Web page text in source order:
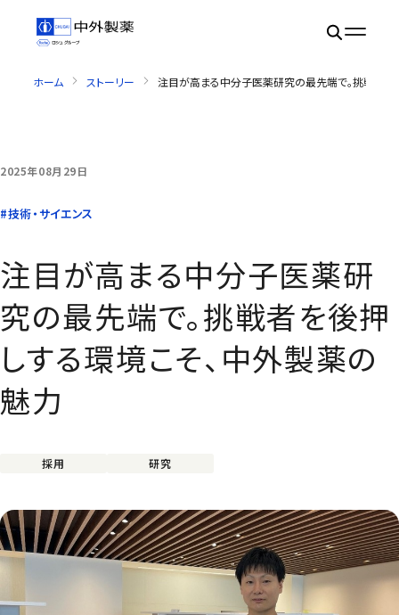
ホーム ストーリー 注目が高まる中分子医薬研究の最先端で。挑戦者を
注目が高まる中分子医薬研究の最先端で。挑戦者を後押しする環
2025年08月29日
#技術・サイエンス
注目が高まる中分子医薬研
究の最先端で。挑戦者を後押
しする環境こそ、中外製薬の
魅力
採用 研究